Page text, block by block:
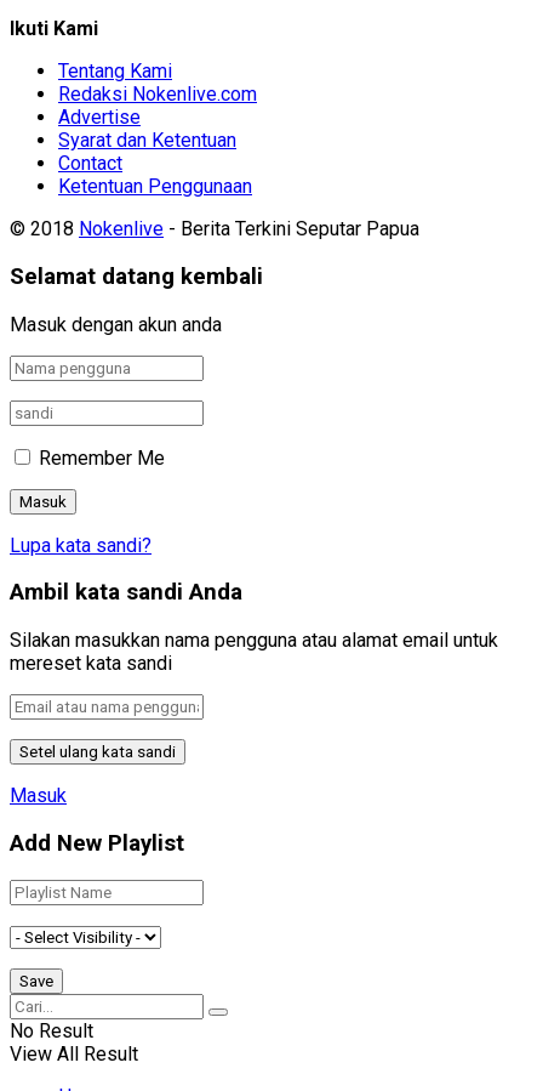
Ikuti Kami
Tentang Kami
Redaksi Nokenlive.com
Advertise
Syarat dan Ketentuan
Contact
Ketentuan Penggunaan
© 2018 Nokenlive - Berita Terkini Seputar Papua
Selamat datang kembali
Masuk dengan akun anda
Remember Me
Lupa kata sandi?
Ambil kata sandi Anda
Silakan masukkan nama pengguna atau alamat email untuk
mereset kata sandi
Masuk
Add New Playlist
No Result
View All Result